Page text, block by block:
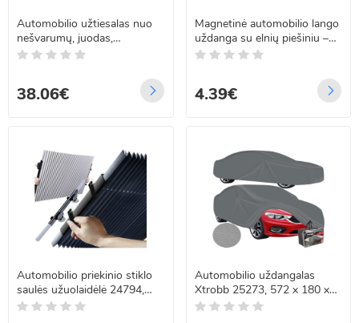
Automobilio užtiesalas nuo
nešvarumų, juodas,
universalus dydis, 146 x 204,
38.06€
Magnetinė automobilio lango
uždanga su elnių piešiniu –
UV apsauga vaikams
4.39€
Automobilio priekinio stiklo
saulės užuolaidėlė 24794,
150 x 65 cm
Automobilio uždangalas
Xtrobb 25273, 572 x 180 x
120 cm